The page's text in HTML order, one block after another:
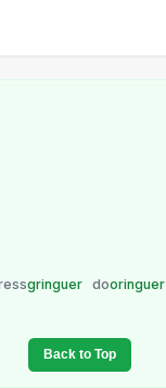
gringuer dooringuer
Back to Top